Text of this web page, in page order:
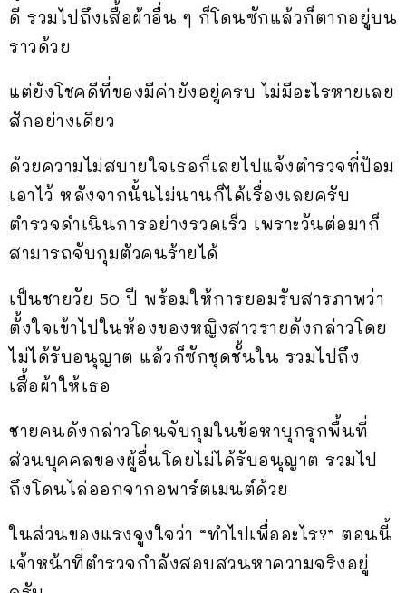
ดี รวมไปถึงเสื้อผ้าอื่น ๆ ก็โดนซักแล้วก็ตากอยู่บน
ราวด้วย
แต่ยังโชคดีที่ของมีค่ายังอยู่ครบ ไม่มีอะไรหายเลย
สักอย่างเดียว
ด้วยความไม่สบายใจเธอก็เลยไปแจ้งตำรวจที่ป้อม
เอาไว้ หลังจากนั้นไม่นานก็ได้เรื่องเลยครับ
ตำรวจดำเนินการอย่างรวดเร็ว เพราะวันต่อมาก็
สามารถจับกุมตัวคนร้ายได้
เป็นชายวัย 50 ปี พร้อมให้การยอมรับสารภาพว่า
ตั้งใจเข้าไปในห้องของหญิงสาวรายดังกล่าวโดย
ไม่ได้รับอนุญาต แล้วก็ซักชุดชั้นใน รวมไปถึง
เสื้อผ้าให้เธอ
ชายคนดังกล่าวโดนจับกุมในข้อหาบุกรุกพื้นที่
ส่วนบุคคลของผู้อื่นโดยไม่ได้รับอนุญาต รวมไป
ถึงโดนไล่ออกจากอพาร์ตเมนต์ด้วย
ในส่วนของแรงจูงใจว่า “ทำไปเพื่ออะไร?” ตอนนี้
เจ้าหน้าที่ตำรวจกำลังสอบสวนหาความจริงอยู่